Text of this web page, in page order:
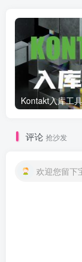
评论 抢沙发
欢迎您留下